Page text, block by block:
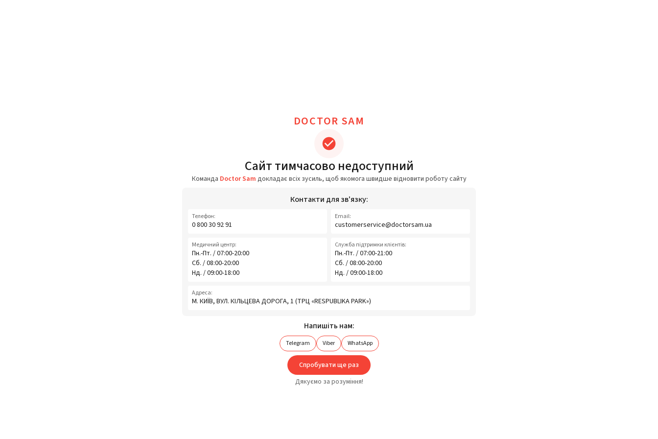
DOCTOR SAM
Сайт тимчасово недоступний
Команда Doctor Sam докладає всіх зусиль, щоб якомога швидше відновити роботу сайту
Контакти для зв'язку:
Телефон:
0 800 30 92 91
Email:
customerservice@doctorsam.ua
Медичний центр:
Пн.-Пт. / 07:00-20:00
Сб. / 08:00-20:00
Нд. / 09:00-18:00
Служба підтримки клієнтів:
Пн.-Пт. / 07:00-21:00
Сб. / 08:00-20:00
Нд. / 09:00-18:00
Адреса:
М. КИЇВ, ВУЛ. КІЛЬЦЕВА ДОРОГА, 1 (ТРЦ «RESPUBLIKA PARK»)
Напишіть нам:
Telegram Viber WhatsApp
Спробувати ще раз
Дякуємо за розуміння!